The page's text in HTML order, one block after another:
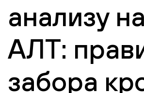
анализу на
АЛТ:
забора